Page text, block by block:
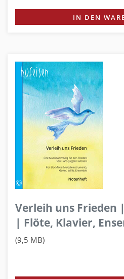
IN DEN
Verleih uns Frieden
| Flöte, Klavier,
(9,5 MB)